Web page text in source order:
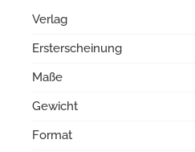
Verlag
Ersterscheinung
Maße
Gewicht
Format